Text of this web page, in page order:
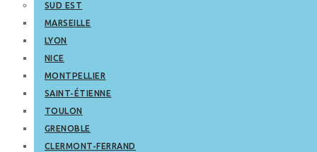
SUD EST
MARSEILLE
LYON
NICE
MONTPELLIER
SAINT-ÉTIENNE
TOULON
GRENOBLE
CLERMONT-FERRAND